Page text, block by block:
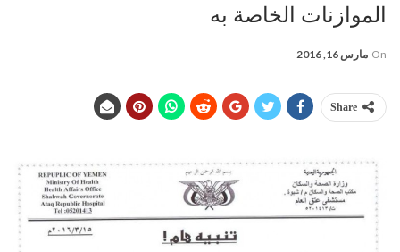
الموازنات الخاصة به
On مارس 16, 2016
Share